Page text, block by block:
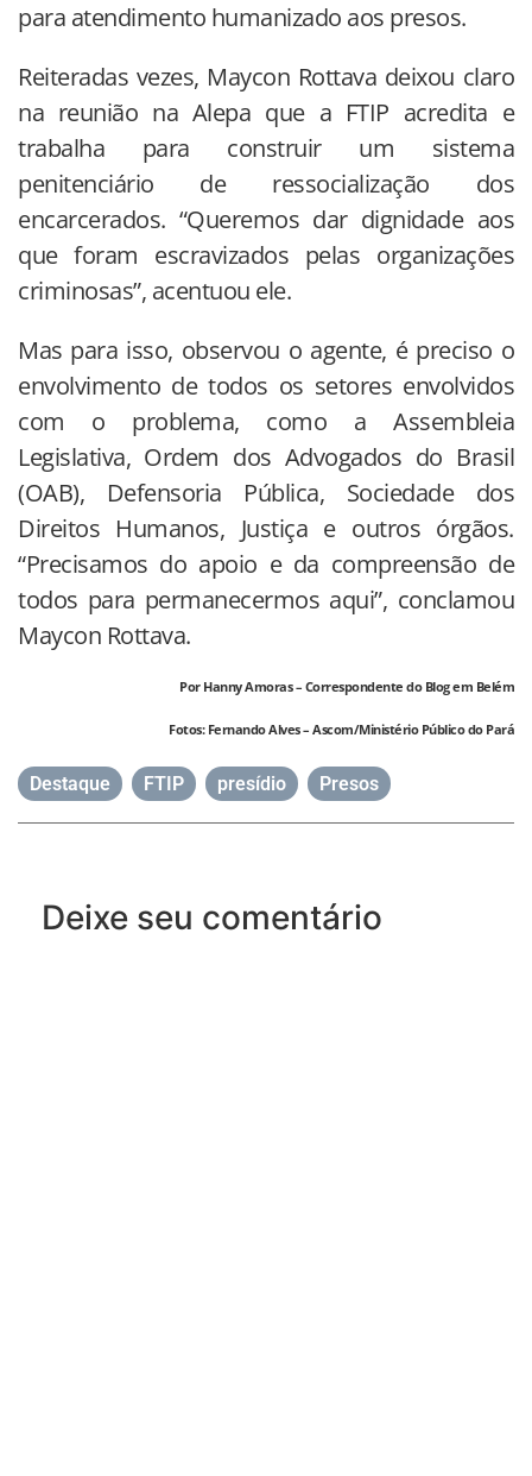
para atendimento humanizado aos presos.
Reiteradas vezes, Maycon Rottava deixou claro
na reunião na Alepa que a FTIP acredita e
trabalha para construir um sistema
penitenciário de ressocialização dos
encarcerados. “Queremos dar dignidade aos
que foram escravizados pelas organizações
criminosas”, acentuou ele.
Mas para isso, observou o agente, é preciso o
envolvimento de todos os setores envolvidos
com o problema, como a Assembleia
Legislativa, Ordem dos Advogados do Brasil
(OAB), Defensoria Pública, Sociedade dos
Direitos Humanos, Justiça e outros órgãos.
“Precisamos do apoio e da compreensão de
todos para permanecermos aqui”, conclamou
Maycon Rottava.
Por Hanny Amoras – Correspondente do Blog em Belém
Fotos: Fernando Alves – Ascom/Ministério Público do Pará
Destaque FTIP presídio Presos
Deixe seu comentário